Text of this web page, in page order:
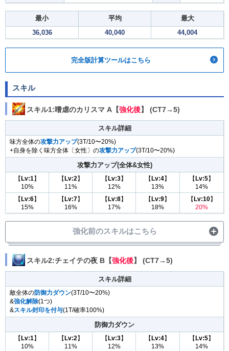
最小 平均
最大
36,036
40,040 44,004
完全版計算ツールはこちら
スキル
スキル1:嗜虐のカリスマ A【強化後】 (CT7→5)
スキル詳細
味方全体の攻撃力アップ(3T/10〜20%)
+自身を除く味方全体〔女性〕の攻撃力アップ(3T/10〜20%)
攻撃力アップ(全体&女性)
【 Lv:1】
10%
【 Lv:2】
11%
【 Lv:3】
12%
【 Lv:4】
13%
【 Lv:5】
14%
【 Lv:6】
15%
【 Lv:7】
16%
【 Lv:8】
17%
【 Lv:9】
18%
【 Lv:10】
20%
強化前のスキルはこちら
(3T/8〜16%)
攻撃力アップ
【Lv:1】
8%
【Lv:2】
8.8%
【
9.6%
10.4%
11.2%
【Lv:6】
12%
【Lv:7】
12.8%
【Lv:8】
13.6%
【Lv:9】
14.4%
【Lv:10】
16%
スキル2:チェイテの夜 B【強化後】 (CT7→5)
スキル詳細
敵全体の防御力ダウン(3T/10〜20%)
&強化解除(1つ)
&スキル封印を付与(1T/確率100%)
防御力ダウン
【 Lv:1】
10%
【 Lv:2】
11%
【 Lv:3】
12%
【 Lv:4】
13%
【 Lv:5】
14%